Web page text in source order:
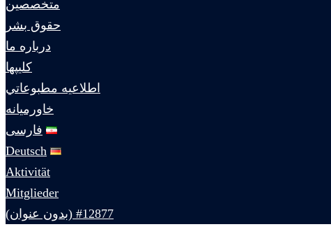
متخصصين
حقوق بشر
درباره ما
كليپها
اطلاعيه مطبوعاتي
خاورميانه
فارسی
Deutsch
Aktivität
Mitglieder
#12877 (بدون عنوان)